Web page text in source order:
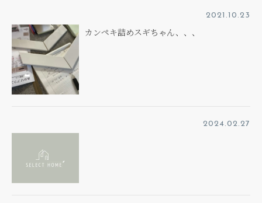
2021.10.23
カンペキ詰めスギちゃん、、、
2024.02.27